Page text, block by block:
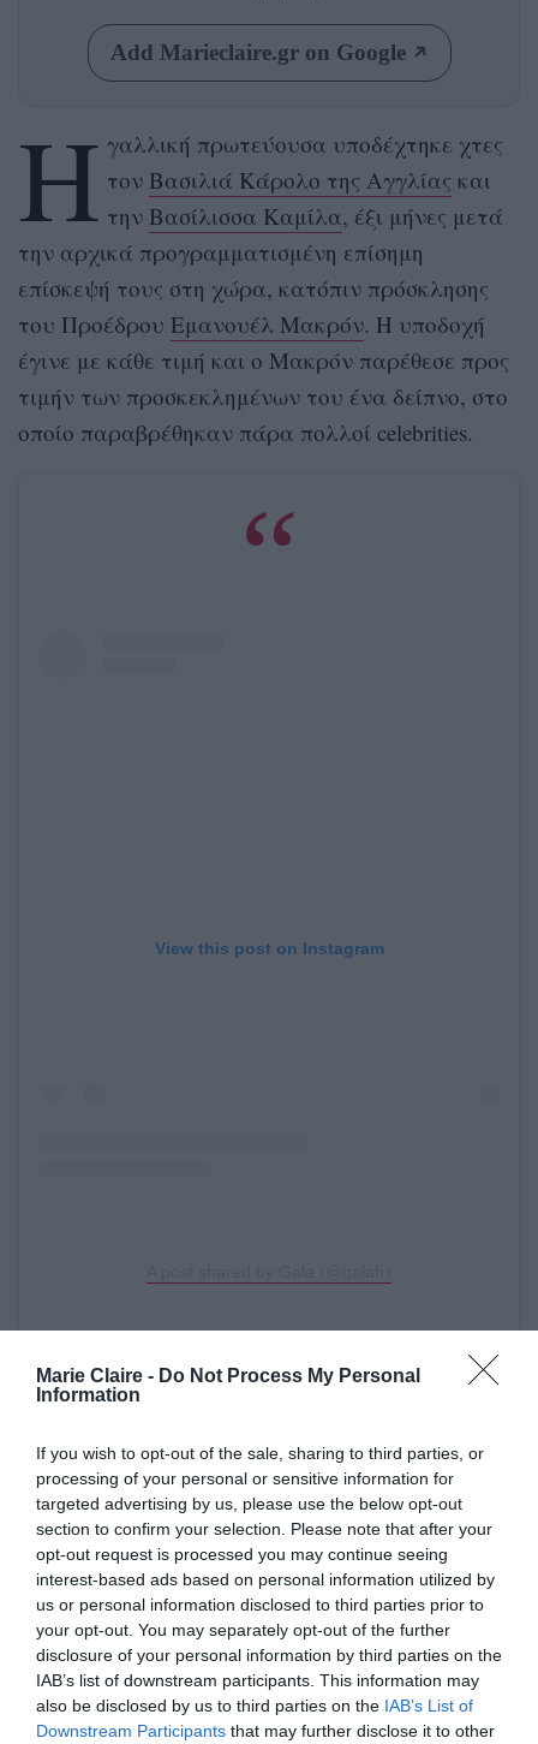
Marie Claire - Do Not Process My Personal
Information
If you wish to opt-out of the sale, sharing to third parties, or
processing of your personal or sensitive information for
targeted advertising by us, please use the below opt-out
section to confirm your selection. Please note that after your
opt-out request is processed you may continue seeing
interest-based ads based on personal information utilized by
us or personal information disclosed to third parties prior to
your opt-out. You may separately opt-out of the further
disclosure of your personal information by third parties on the
IAB’s list of downstream participants. This information may
also be disclosed by us to third parties on the IAB’s List of
Downstream Participants that may further disclose it to other
Add Marieclaire.gr on Google
Η γαλλική πρωτεύουσα υποδέχτηκε χτες
τον Βασιλιά Κάρολο της Αγγλίας και
την Βασίλισσα Καμίλα, έξι μήνες μετά
την αρχικά προγραμματισμένη επίσημη
επίσκεψή τους στη χώρα, κατόπιν πρόσκλησης
του Προέδρου Εμανουέλ Μακρόν. Η υποδοχή
έγινε με κάθε τιμή και ο Μακρόν παρέθεσε προς
τιμήν των προσκεκλημένων του ένα δείπνο, στο
οποίο παραβρέθηκαν πάρα πολλοί celebrities.
View this post on Instagram
O Μικ Τζάγκερ με τη σύζυγό του Μέλανι
Χάμρικ, o Χιου Γκραντ, η Σαρλότ Γκενσμπούρ η
γαλλικής καταγωγής πρωταγωνίστρια του Sex
Education, Έμμα Μάκι, η ηθοποιός Καρόλ
Μπουκέ και o επιχειρηματίας Μπερνάρ Αρνό
ήταν μερικοί από τους 150 καλεσμένους του
Προέδρου στο επίσημο δείπνο, ενώ το χώρο του
ποδοσφαίρου εκπροσώπησαν οι Ντιντιέ
Ντρογκμπά και Αρσέν Βενγκέρ.
ΟΧιου Γκραντμιλώντας στο BFMTV για τις